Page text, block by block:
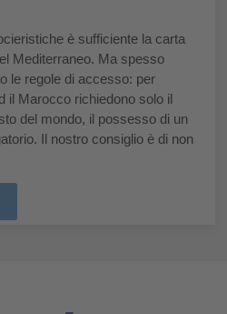
è sufficiente la carta
Mediterraneo. Ma spesso
le regole di accesso: per
il Marocco richiedono solo il
del mondo, il possesso di un
Il nostro consiglio è di non